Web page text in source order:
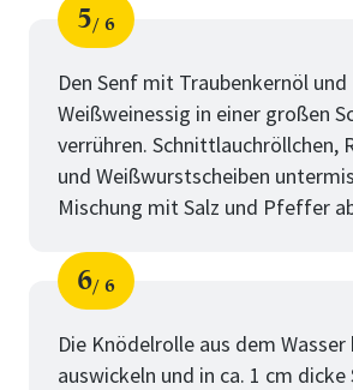
Schritt
5
von
6
Den Senf mit Traubenkernöl und
Weißweinessig in einer großen
verrühren. Schnittlauchröllchen,
und Weißwurstscheiben
Mischung mit Salz und Pfeffer
Schritt
6
von
6
Die Knödelrolle aus dem Wasser
auswickeln und in ca. 1 cm dicke